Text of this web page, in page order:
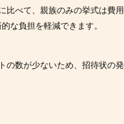
比べて、親族のみの挙式は費
な負担を軽減できます。
の数が少ないため、招待状の